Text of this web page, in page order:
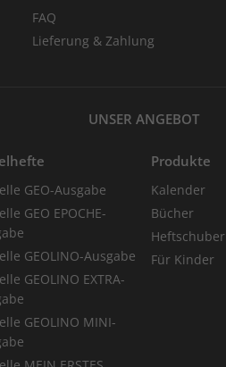
FAQ
Lieferung & Zahlung
UNSER ANGEBOT
GEO-Ausgabe
GEO EPOCHE-
GEOLINO-Ausgabe
GEOLINO EXTRA-
GEOLINO MINI-
Produkte
Kalender
Bücher
Heftschuber
Für Kinder